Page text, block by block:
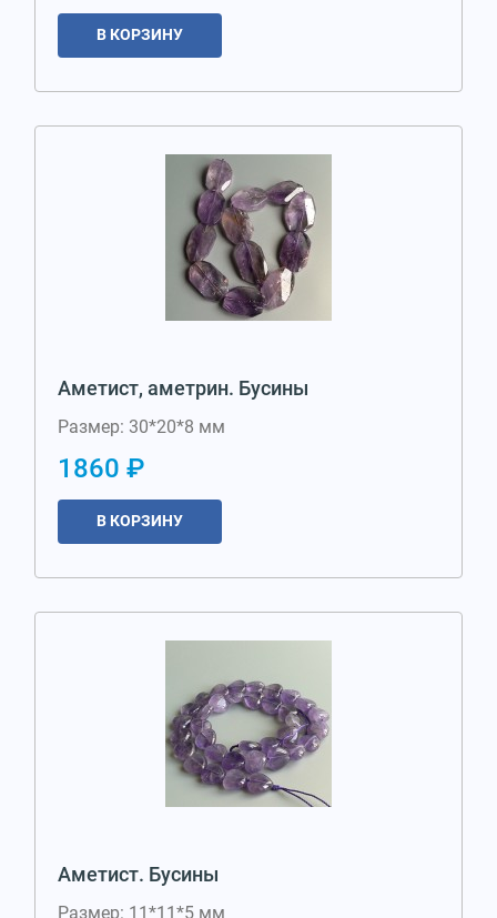
В КОРЗИНУ
Аметист, аметрин. Бусины
Размер: 30*20*8 мм
1860 ₽
В КОРЗИНУ
Аметист. Бусины
Размер: 11*11*5 мм